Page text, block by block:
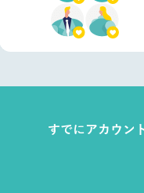
すでにアカウン